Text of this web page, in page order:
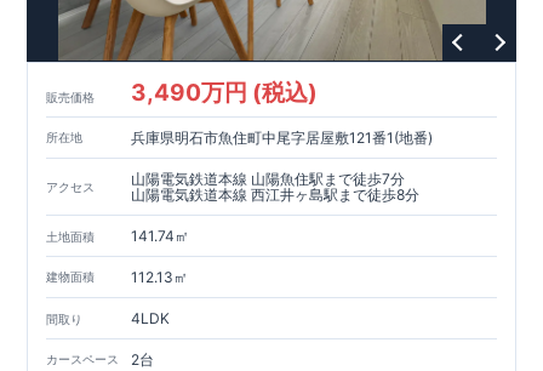
販売価格 3,490万円 (税込)
所在地 兵庫県明石市魚住町中尾字居屋敷121番1(地番)
アクセス
山陽電気鉄道本線 山陽魚住駅まで徒歩7分
山陽電気鉄道本線 西江井ヶ島駅まで徒歩8分
土地面積 141.74㎡
建物面積 112.13㎡
間取り 4LDK
カースペース 2台